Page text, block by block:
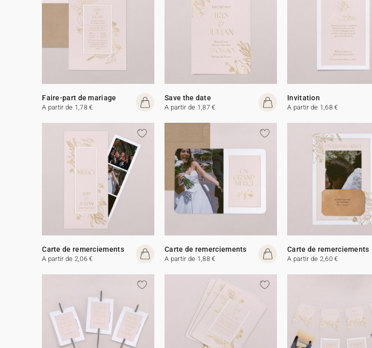
Faire-part de mariage
A partir de 1,78 €
Save the date
A partir de 1,87 €
Invitation
A partir de 1,68 €
Carte de remerciements
A partir de 2,06 €
Carte de remerciements
A partir de 1,88 €
Carte de remerciements
A partir de 2,60 €